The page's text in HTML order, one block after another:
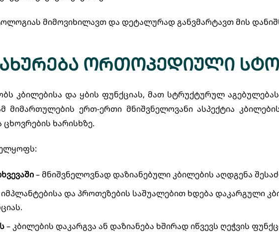
მიმოვიხილავთ და დეტალურად განვმარტავთ მის
ორთოპედიული
და ყბის ფუნქციას, მათ სტრუქტურულ
ერთ-ერთი მნიშვნელოვანი ასპექტია
ცხოვრების ხარისხზე.
– მნიშვნელოვნად დაზიანებული კბილების აღდგენა
იმპლანტებისა და პროთეზების საშუალებით ხდება დაკარგული
– კბილების დაკარგვა ან დაზიანება ხშირად იწვევს ღეჭვის